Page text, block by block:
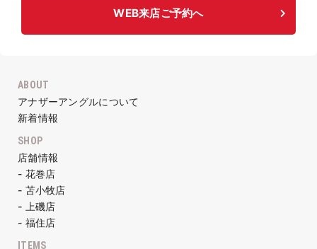
WEB来店ご予約へ
ABOUT
アナザーアングルについて
新着情報
SHOP
店舗情報
- 花巻店
- 苫小牧店
- 上磯店
- 福住店
ITEMS